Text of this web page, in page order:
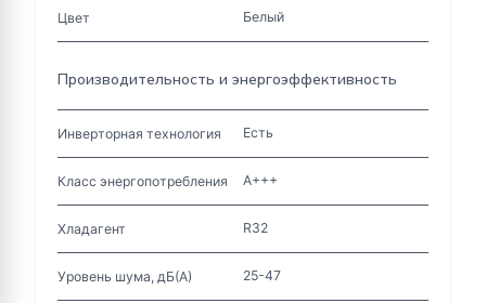
Цвет Белый
Производительность и энергоэффективность
Инверторная технология Есть
Класс энергопотребления A+++
Хладагент R32
Уровень шума, дБ(А) 25-47